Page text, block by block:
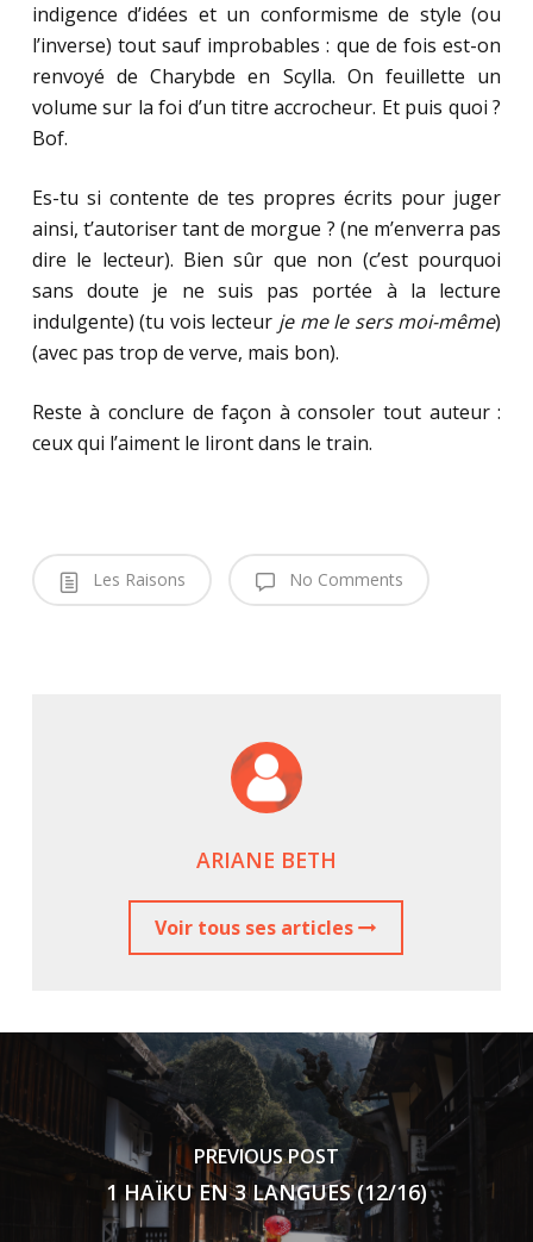
indigence d’idées et un conformisme de style (ou
l’inverse) tout sauf improbables : que de fois est-on
renvoyé de Charybde en Scylla. On feuillette un
volume sur la foi d’un titre accrocheur. Et puis quoi ?
Bof.
Es-tu si contente de tes propres écrits pour juger
ainsi, t’autoriser tant de morgue ? (ne m’enverra pas
dire le lecteur). Bien sûr que non (c’est pourquoi
sans doute je ne suis pas portée à la lecture
indulgente) (tu vois lecteur je me le sers moi-même)
(avec pas trop de verve, mais bon).
Reste à conclure de façon à consoler tout auteur :
ceux qui l’aiment le liront dans le train.
Les Raisons No Comments
ARIANE BETH
Voir tous ses articles
PREVIOUS POST
1 HAÏKU EN 3 LANGUES (12/16)